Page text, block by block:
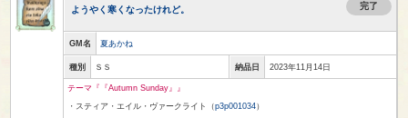
ようやく寒くなったけれど。 完了
GM名 夏あかね
種別 ＳＳ 納品日 2023年11月14日
テーマ『『Autumn Sunday』』
・スティア・エイル・ヴァークライト（p3p001034）